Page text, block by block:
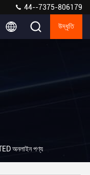
44--7375-806179
উদ্ধৃতি
অনলাইন পণ্য